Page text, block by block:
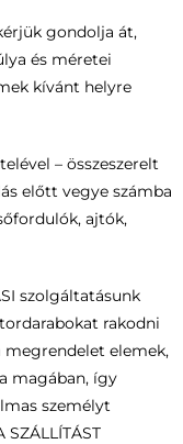
gondolja át,
és méretei
kívánt helyre
– összeszerelt
előtt vegye számba
ajtók,
szolgáltatásunk
rakodni
megrendelet elemek,
magában, így
személyt